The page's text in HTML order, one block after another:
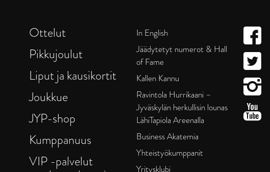
Ottelut
Pikkujoulut
Liput ja kausikortit
Joukkue
JYP-shop
Kumppanuus
VIP -palvelut
In English
Jäädytetyt numerot & Hall
of Fame
Kallen Kannu
Ravintola Hurrikaani –
Jyväskylän herkullisin lounas
LähiTapiola Areenalla
Business Akatemia
Yhteistyökumppanit
Yritysklubi